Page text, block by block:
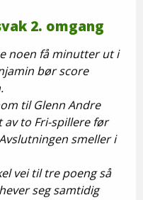
2. omgang
noen få minutter ut i
bør score
til Glenn Andre
av to Fri-spillere før
smeller i
vei til tre poeng så
seg samtidig